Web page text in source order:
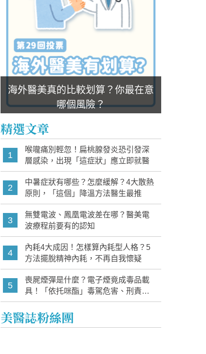
海外醫美真的比較划算？你最在意
哪個風險？
精選文章
1
喉嚨痛別輕忽！扁桃腺發炎恐引發深
層感染，出現「這症狀」應立即就醫
2
中暑症狀有哪些？怎麼緩解？4大散熱
原則，「這個」降溫方法醫生最推
3
無雙電波、鳳凰電波差在哪？醫美電
波療程前要有的認知
4
內耗4大成因！怎樣算內耗型人格？5
方法擺脫精神內耗，不再自我懷疑
5
喪屍煙彈是什麼？電子煙竟成毒品載
具！「依托咪酯」毒駕危害、刑責與
家長必知警訊
美醫誌粉絲團